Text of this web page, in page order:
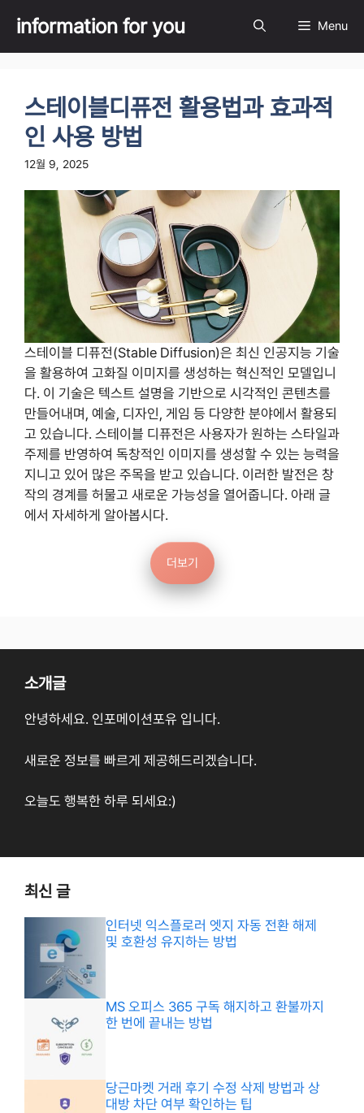
content
information for you Menu
스테이블디퓨전 활용법과 효과적
인 사용 방법
12월 9, 2025
스테이블 디퓨전(Stable Diffusion)은 최신 인공지능 기술
을 활용하여 고화질 이미지를 생성하는 혁신적인 모델입니
다. 이 기술은 텍스트 설명을 기반으로 시각적인 콘텐츠를
만들어내며, 예술, 디자인, 게임 등 다양한 분야에서 활용되
고 있습니다. 스테이블 디퓨전은 사용자가 원하는 스타일과
주제를 반영하여 독창적인 이미지를 생성할 수 있는 능력을
지니고 있어 많은 주목을 받고 있습니다. 이러한 발전은 창
작의 경계를 허물고 새로운 가능성을 열어줍니다. 아래 글
에서 자세하게 알아봅시다.
더보기
소개글
안녕하세요. 인포메이션포유 입니다.
새로운 정보를 빠르게 제공해드리겠습니다.
오늘도 행복한 하루 되세요:)
최신 글
인터넷 익스플로러 엣지 자동 전환 해제
및 호환성 유지하는 방법
MS 오피스 365 구독 해지하고 환불까지
한 번에 끝내는 방법
당근마켓 거래 후기 수정 삭제 방법과 상
대방 차단 여부 확인하는 팁